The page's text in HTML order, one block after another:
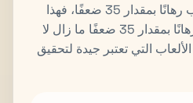
الكازينو أن المكافأة تتطلب رهانًا بمقدار 35 ضعفًا، فهذا
يعني أن المكافأة تتطلب رهانًا بمقدار 35 ضعفًا ما زال لا
التي تعتبر جيدة لتحقيق